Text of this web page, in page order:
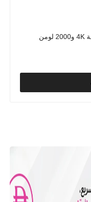
جهاز عرض ليزر JVC DLA-NZ500 بدقة 4K و2000 لومن